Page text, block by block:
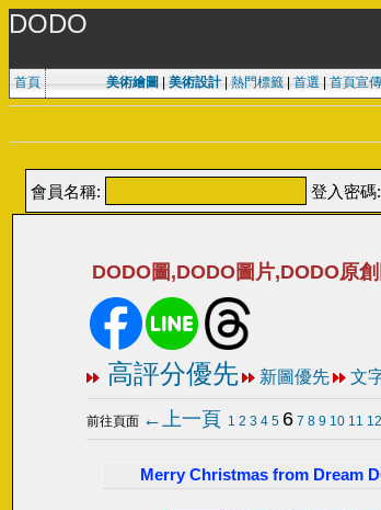
DODO
首頁 美術繪圖 美術設計| 熱門標籤| 首選 首頁宣傳
會員名稱: 登入密碼:
DODO圖,DODO圖片,DODO原
高評分優先 新圖優先 文
前往頁面 ←上一頁 1 2 3 4 5 6 7 8 9 10 11 12
Merry Christmas from Dream